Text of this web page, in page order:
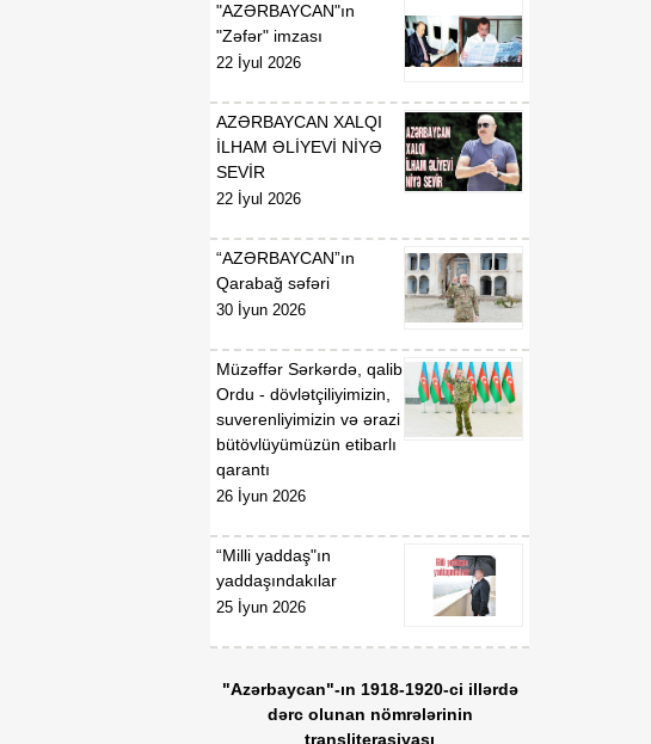
"AZƏRBAYCAN"ın
"Zəfər" imzası
22 İyul 2026
AZƏRBAYCAN XALQI
İLHAM ƏLİYEVİ NİYƏ
SEVİR
22 İyul 2026
“AZƏRBAYCAN”ın
Qarabağ səfəri
30 İyun 2026
Müzəffər Sərkərdə, qalib
Ordu - dövlətçiliyimizin,
suverenliyimizin və ərazi
bütövlüyümüzün etibarlı
qarantı
26 İyun 2026
“Milli yaddaş"ın
yaddaşındakılar
25 İyun 2026
"Azərbaycan"-ın 1918-1920-ci illərdə
dərc olunan nömrələrinin
transliterasiyası